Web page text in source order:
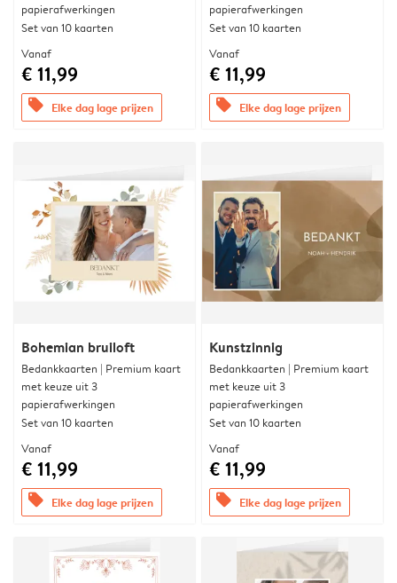
papierafwerkingen
Set van 10 kaarten
Vanaf
€ 11,99
offers Elke dag lage prijzen
papierafwerkingen
Set van 10 kaarten
Vanaf
€ 11,99
offers Elke dag lage prijzen
Bohemian bruiloft
Bedankkaarten | Premium kaart
met keuze uit 3
papierafwerkingen
Set van 10 kaarten
Vanaf
€ 11,99
offers Elke dag lage prijzen
Kunstzinnig
Bedankkaarten | Premium kaart
met keuze uit 3
papierafwerkingen
Set van 10 kaarten
Vanaf
€ 11,99
offers Elke dag lage prijzen